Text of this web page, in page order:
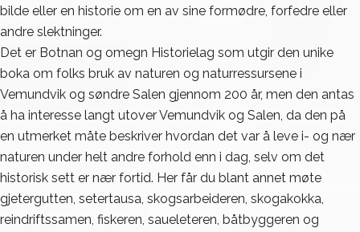
bilde eller en historie om en av sine formødre, forfedre eller
andre slektninger.
Det er Botnan og omegn Historielag som utgir den unike
boka om folks bruk av naturen og naturressursene i
Vemundvik og søndre Salen gjennom 200 år, men den antas
å ha interesse langt utover Vemundvik og Salen, da den på
en utmerket måte beskriver hvordan det var å leve i- og nær
naturen under helt andre forhold enn i dag, selv om det
historisk sett er nær fortid. Her får du blant annet møte
gjetergutten, setertausa, skogsarbeideren, skogakokka,
reindriftssamen, fiskeren, saueleteren, båtbyggeren og